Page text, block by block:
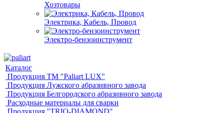
Хозтовары
Электрика, Кабель, Провод
Электро-бензоинструмент
Каталог
Продукция ТМ "Paliart LUX"
Продукция Лужского абразивного завода
Продукция Белгородского абразивного завода
Расходные материалы для сварки
Продукция "TRIO-DIAMOND"